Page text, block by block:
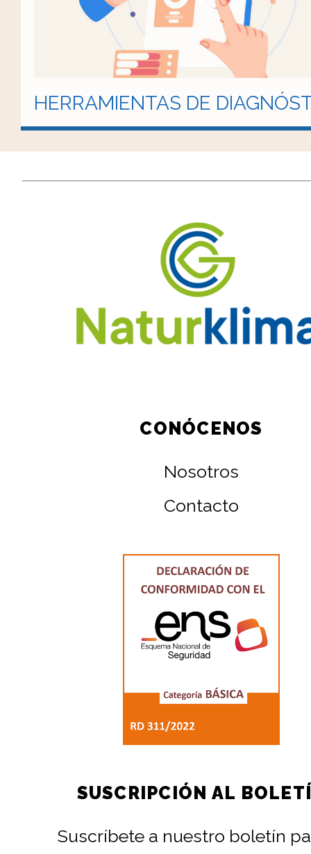
HERRAMIENTAS DE
CONÓCENOS
Nosotros
Contacto
SUSCRIPCIÓN AL
Suscríbete a nuestro boletín